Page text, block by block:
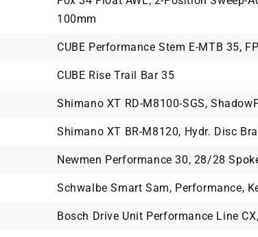
100mm
CUBE Performance Stem E-MTB 35,
CUBE Rise Trail Bar 35
Shimano XT RD-M8100-SGS,
Shimano XT BR-M8120, Hydr. Disc
Newmen Performance 30, 28/28
Schwalbe Smart Sam, Performance,
Bosch Drive Unit Performance Line